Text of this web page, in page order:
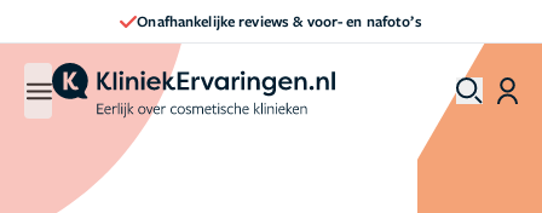
Onafhankelijke reviews & voor- en nafoto’s